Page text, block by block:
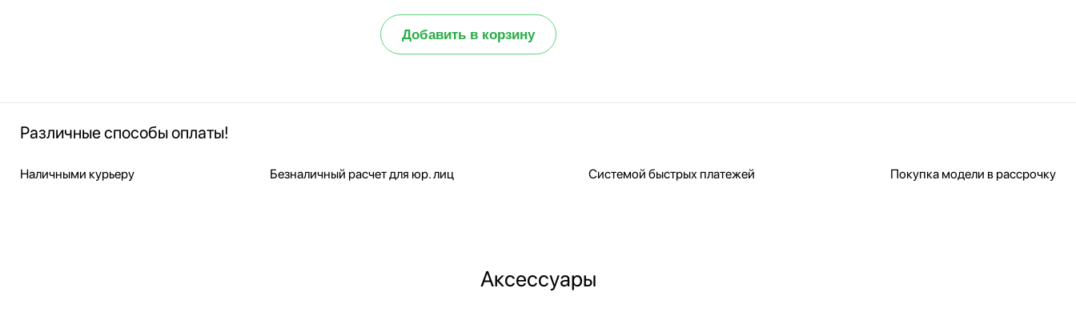
Добавить в корзину
Различные способы оплаты!
Наличными курьеру Безналичный расчет для юр. лиц Системой быстрых платежей Покупка модели в рассрочку
Аксессуары